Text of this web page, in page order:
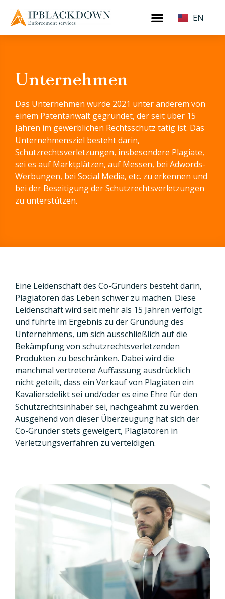
EN
Unternehmen
Das Unternehmen wurde 2021 unter anderem von
einem Patentanwalt gegründet, der seit über 15
Jahren im gewerblichen Rechtsschutz tätig ist. Das
Unternehmensziel besteht darin,
Schutzrechtsverletzungen, insbesondere Plagiate,
sei es auf Marktplätzen, auf Messen, bei Adwords-
Werbungen, bei Social Media, etc. zu erkennen und
bei der Beseitigung der Schutzrechtsverletzungen
zu unterstützen.
Eine Leidenschaft des Co-Gründers besteht darin,
Plagiatoren das Leben schwer zu machen. Diese
Leidenschaft wird seit mehr als 15 Jahren verfolgt
und führte im Ergebnis zu der Gründung des
Unternehmens, um sich ausschließlich auf die
Bekämpfung von schutzrechtsverletzenden
Produkten zu beschränken. Dabei wird die
manchmal vertretene Auffassung ausdrücklich
nicht geteilt, dass ein Verkauf von Plagiaten ein
Kavaliersdelikt sei und/oder es eine Ehre für den
Schutzrechtsinhaber sei, nachgeahmt zu werden.
Ausgehend von dieser Überzeugung hat sich der
Co-Gründer stets geweigert, Plagiatoren in
Verletzungsverfahren zu verteidigen.